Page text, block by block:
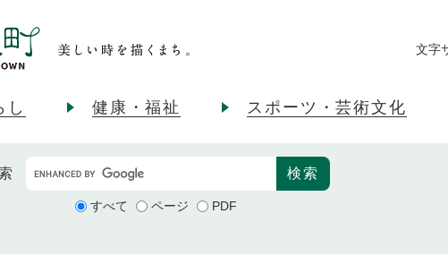
文字
し 健康・福祉 スポーツ・芸術文化
すべて ページ PDF